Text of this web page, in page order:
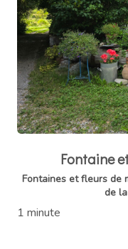
Fontaine
Fontaines et fleurs de
de
1 minute